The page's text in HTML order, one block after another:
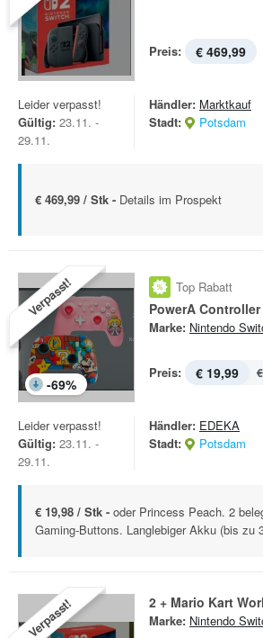
Preis: € 469,99
Leider verpasst!
Gültig: 23.11. -
29.11.
Händler: Marktkauf
Stadt:
Potsdam
€ 469,99 / Stk - Details im Prospekt
Verpasst!
-69%
Top Rabatt
PowerA
Marke: Nintendo
Preis: € 19,99
Leider verpasst!
Gültig: 23.11. -
29.11.
Händler: EDEKA
Stadt:
Potsdam
€ 19,98 / Stk - oder Princess Peach. 2
Gaming-Buttons. Langlebiger Akku (bis zu
Verpasst! 2 + Mario Kart
Marke: Nintendo